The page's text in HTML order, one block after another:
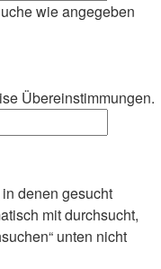
wie angegeben
Übereinstimmungen.
denen gesucht
mit durchsucht,
unten nicht